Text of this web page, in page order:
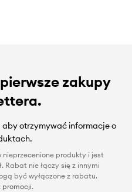
zakupy
aby otrzymywać informacje o
produkty i jest
Rabat nie łączy się z innymi
być wyłączone z rabatu.
promocji.